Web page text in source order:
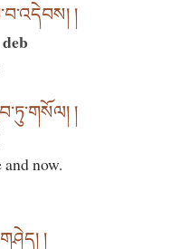
།
།
now.
།